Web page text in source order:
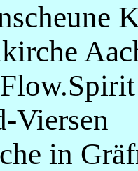
Viersen
in